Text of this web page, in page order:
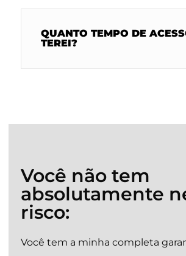
QUANTO TEMPO DE
TEREI?
Você não tem
absolutamente
risco:
Você tem a minha completa